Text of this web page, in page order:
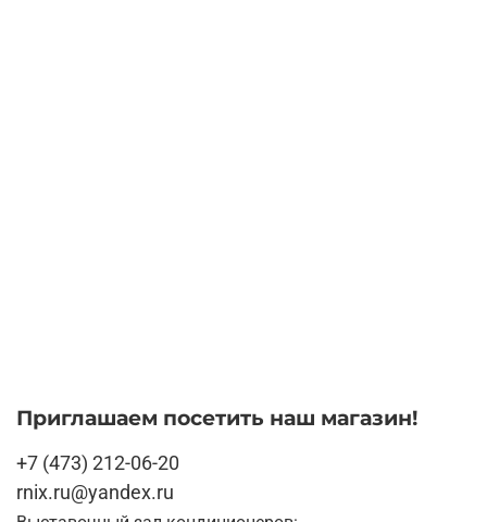
Приглашаем посетить наш магазин!
+7 (473) 212-06-20
rnix.ru@yandex.ru